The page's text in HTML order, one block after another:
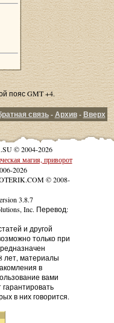
пояс GMT +4.
связь-Архив-Вверх
© 2004-2026
магия, приворот
2026
© 2008-
3.8.7
Inc. Перевод:
и другой
только при
лет, материалы
в
вами
в них говорится.